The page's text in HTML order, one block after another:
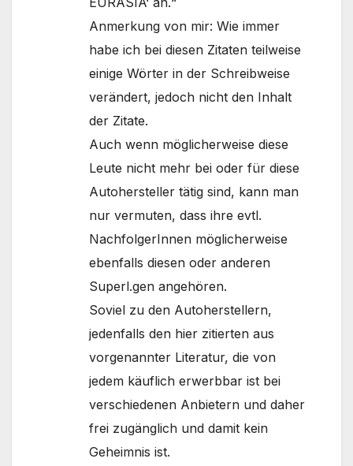
Anmerkung von mir: Wie immer
habe ich bei diesen Zitaten teilweise
einige Wörter in der Schreibweise
verändert, jedoch nicht den Inhalt
der Zitate.
Auch wenn möglicherweise diese
Leute nicht mehr bei oder für diese
Autohersteller tätig sind, kann man
nur vermuten, dass ihre evtl.
NachfolgerInnen möglicherweise
ebenfalls diesen oder anderen
Superl.gen angehören.
Soviel zu den Autoherstellern,
jedenfalls den hier zitierten aus
vorgenannter Literatur, die von
jedem käuflich erwerbbar ist bei
verschiedenen Anbietern und daher
frei zugänglich und damit kein
Geheimnis ist.